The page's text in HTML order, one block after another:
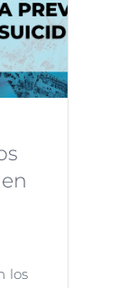
los